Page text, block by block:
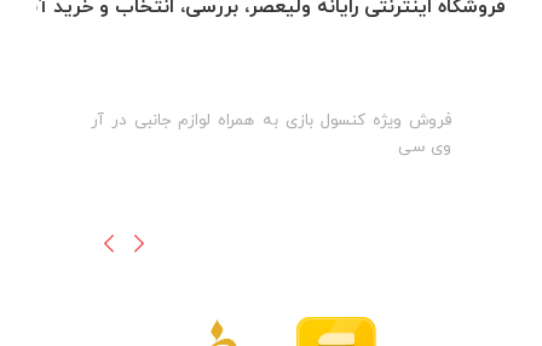
فروشگاه اینترنتی رایانه ولیعصر، بررسی، انتخاب و خرید
فروش ویژه کنسول بازی به همراه لوازم جانبی در آر
وی سی